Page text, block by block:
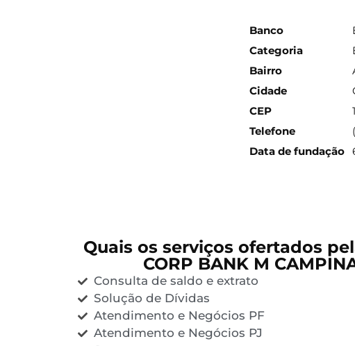
Banco
Categoria
Bairro
Cidade
CEP
Telefone
Data de fundação
Quais os serviços ofertados
CORP BANK M
Consulta de saldo e extrato
Solução de Dívidas
Atendimento e Negócios PF
Atendimento e Negócios PJ